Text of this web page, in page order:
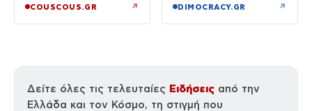
COUSCOUS.GR ↗ DIMOCRACY.GR ↗
Δείτε όλες τις τελευταίες Ειδήσεις από την
Ελλάδα και τον Κόσμο, τη στιγμή που